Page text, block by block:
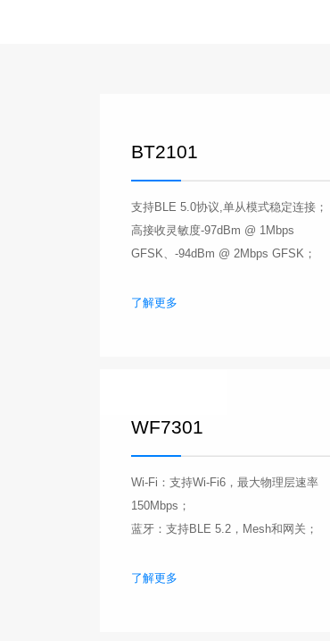
BT2101
支持BLE 5.0协议,单从模式稳定连接；
高接收灵敏度-97dBm @ 1Mbps
GFSK、-94dBm @ 2Mbps GFSK；
了解更多
WF7301
Wi-Fi：支持Wi-Fi6，最大物理层速率
150Mbps；
蓝牙：支持BLE 5.2，Mesh和网关；
了解更多